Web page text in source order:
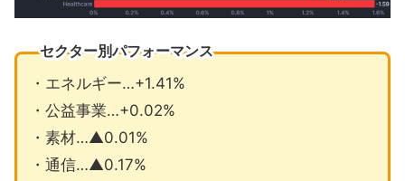
セクター別パフォーマンス
・エネルギー…+1.41%
・公益事業…+0.02%
・素材…▲0.01%
・通信…▲0.17%